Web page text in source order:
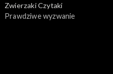
Zwierzaki Czytaki
Prawdziwe wyzwanie